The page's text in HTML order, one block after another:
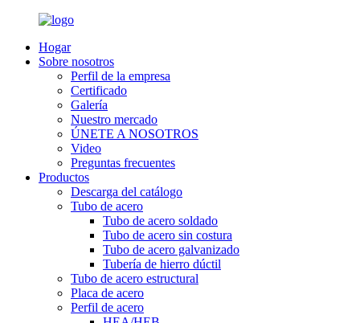
Hogar
Sobre nosotros
Perfil de la empresa
Certificado
Galería
Nuestro mercado
ÚNETE A NOSOTROS
Video
Preguntas frecuentes
Productos
Descarga del catálogo
Tubo de acero
Tubo de acero soldado
Tubo de acero sin costura
Tubo de acero galvanizado
Tubería de hierro dúctil
Tubo de acero estructural
Placa de acero
Perfil de acero